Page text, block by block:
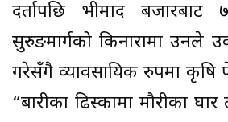
दर्तापछि भीमाद बजारबाट
सुरुङमार्गको किनारामा उनले
गरेसँगै व्यावसायिक रुपमा कृषि
“बारीका ढिस्कामा मौरीका